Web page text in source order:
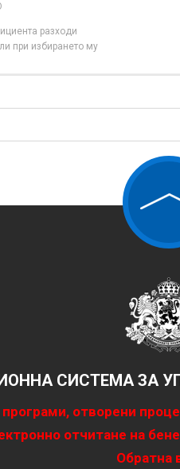
разходи
при избирането му
СИСТЕМА ЗА
отворени
отчитане на
Обратна